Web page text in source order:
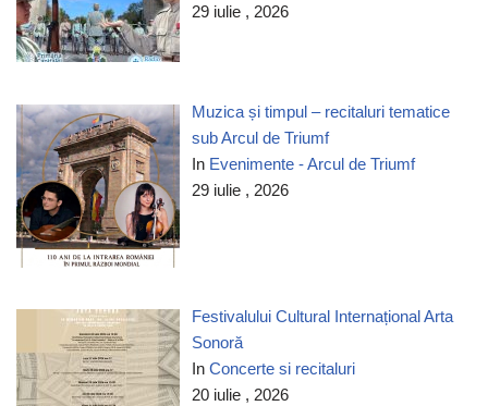
29 iulie , 2026
Muzica și timpul – recitaluri tematice
sub Arcul de Triumf
In Evenimente - Arcul de Triumf
29 iulie , 2026
Festivalului Cultural Internațional Arta
Sonoră
InConcerte si recitaluri
20 iulie , 2026